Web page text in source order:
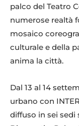
palco del Teatro
numerose realtà
mosaico
culturale e della
anima la città.
Dal 13 al 14
urbano con
diffuso in sei sedi